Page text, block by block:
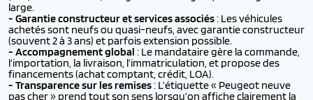
large.
- Garantie constructeur et services associés: Les véhicules
achetés sont neufs ou quasi-neufs, avec garantie constructeur
(souvent 2 à 3 ans) et parfois extension possible.
- Accompagnement global : Le mandataire gère la commande,
l’importation, la livraison, l’immatriculation, et propose des
financements (achat comptant, crédit, LOA).
- Transparence sur les remises: L’étiquette « Peugeot neuve
pas cher » prend tout son sens lorsqu’on affiche clairement la